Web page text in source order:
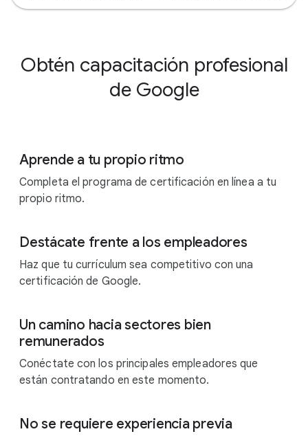
Obtén capacitación profesional
de Google
Aprende a tu propio ritmo
Completa el programa de certificación en línea a tu
propio ritmo.
Destácate frente a los empleadores
Haz que tu currículum sea competitivo con una
certificación de Google.
Un camino hacia sectores bien
remunerados
Conéctate con los principales empleadores que
están contratando en este momento.
No se requiere experiencia previa